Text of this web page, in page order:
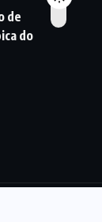
de
do